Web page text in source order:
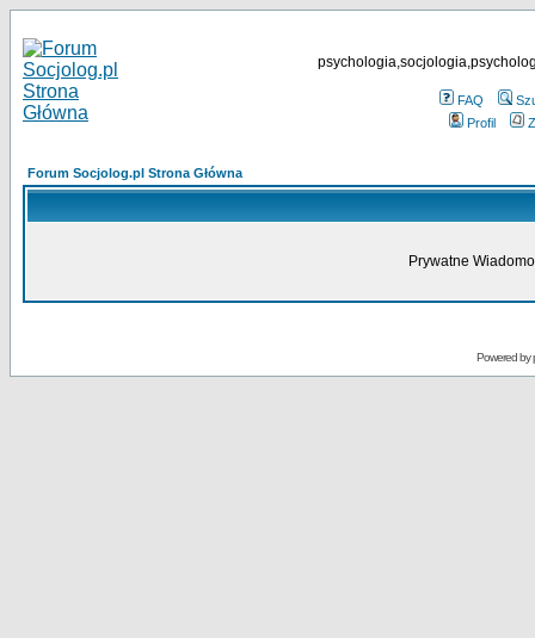
FAQ
Profil
Forum Socjolog.pl Strona Główna
Prywatne
Powered by